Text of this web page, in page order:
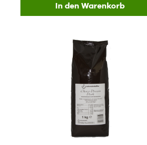
In den Warenkorb